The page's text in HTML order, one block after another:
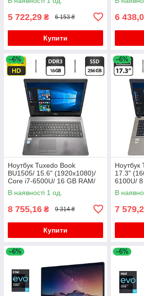
5 722,29 ₴ 6 153 ₴
Купити
DDR4 /
6
–6%
Ноутбук Tuxedo Book
BU1505/ 15.6" (1920x1080)/
Core i7-6500U/ 16 GB RAM/
256 GB SSD/ HD 520
В наявності 1 од.
8 755,16 ₴ 9 314 ₴
Купити
–6%
Ноутбук
17.3"
6100U/
SSD/ HD
В
7
–6% –6%